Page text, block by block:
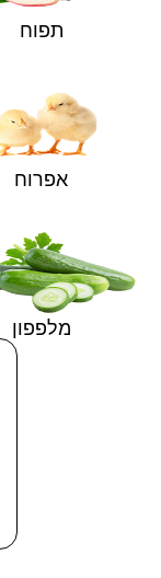
תפוח
אפרוח
מלפפון